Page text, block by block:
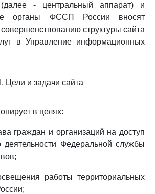
- центральный аппарат) и
органы ФССП России вносят
структуры сайта
в Управление информационных
II. Цели и задачи сайта
в целях:
граждан и организаций на доступ
Федеральной службы
работы территориальных